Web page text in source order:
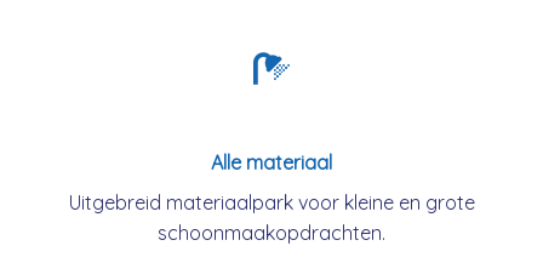
Alle materiaal
Uitgebreid materiaalpark voor kleine en grote
schoonmaakopdrachten.